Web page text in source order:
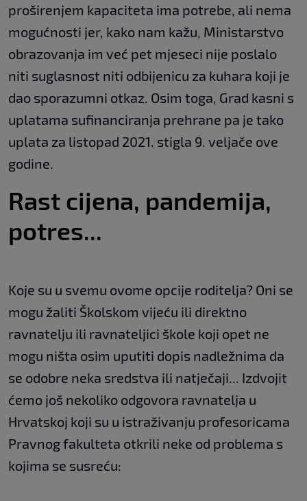
proširenjem kapaciteta ima potrebe, ali nema
mogućnosti jer, kako nam kažu, Ministarstvo
obrazovanja im već pet mjeseci nije poslalo
niti suglasnost niti odbijenicu za kuhara koji je
dao sporazumni otkaz. Osim toga, Grad kasni s
uplatama sufinanciranja prehrane pa je tako
uplata za listopad 2021. stigla 9. veljače ove
godine.
Rast cijena, pandemija,
potres...
Koje su u svemu ovome opcije roditelja? Oni se
mogu žaliti Školskom vijeću ili direktno
ravnatelju ili ravnateljici škole koji opet ne
mogu ništa osim uputiti dopis nadležnima da
se odobre neka sredstva ili natječaji... Izdvojit
ćemo još nekoliko odgovora ravnatelja u
Hrvatskoj koji su u istraživanju profesoricama
Pravnog fakulteta otkrili neke od problema s
kojima se susreću: